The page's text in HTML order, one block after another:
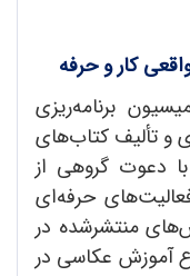
کار و حرفه
ش، کمیسیون برنامه‌ریزی
و تألیف کتاب‌های
دعوت گروهی از
حرفه‌ای
منتشرشده در
آموزش عکاسی در